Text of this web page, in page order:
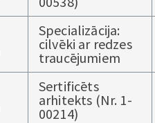
Specializācija:
cilvēki ar redzes
traucējumiem
Sertificēts
arhitekts (Nr. 1-
00214)